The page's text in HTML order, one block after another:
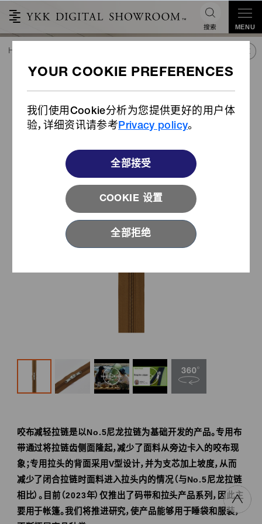
我们使用Cookie分析为您提供更好的用户体
验，详细资讯请参考Privacy policy。
COOKIE 设置
全部接受
全部拒绝
搜索 MENU
咬布减轻拉链
咬布减轻拉链是以No.5尼龙拉链为基础开发的产品。专用布
带通过将拉链齿侧面隆起，减少了面料从旁边卡入的咬布现
象；专用拉头的背面采用V型设计，并为支芯加上坡度，从而
减少了闭合拉链时面料进入拉头内的情况（与No.5尼龙拉链
相比）。目前（2023年）仅推出了码带和拉头产品系列，因此主
要用于帐篷。我们将推进研究，使产品能够用于睡袋和服装，
HOME